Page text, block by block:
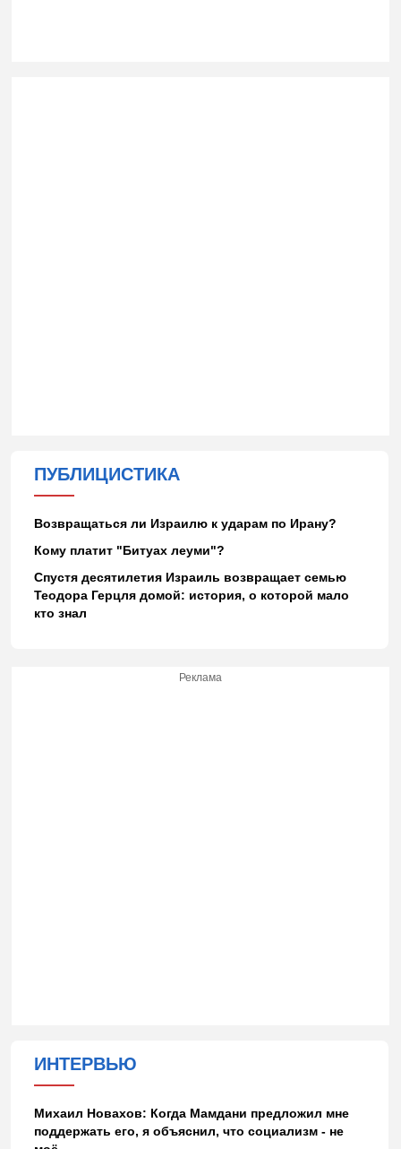
ПУБЛИЦИСТИКА
Возвращаться ли Израилю к ударам по Ирану?
Кому платит "Битуах леуми"?
Спустя десятилетия Израиль возвращает семью
Теодора Герцля домой: история, о которой мало
кто знал
Реклама
ИНТЕРВЬЮ
Михаил Новахов: Когда Мамдани предложил мне
поддержать его, я объяснил, что социализм - не